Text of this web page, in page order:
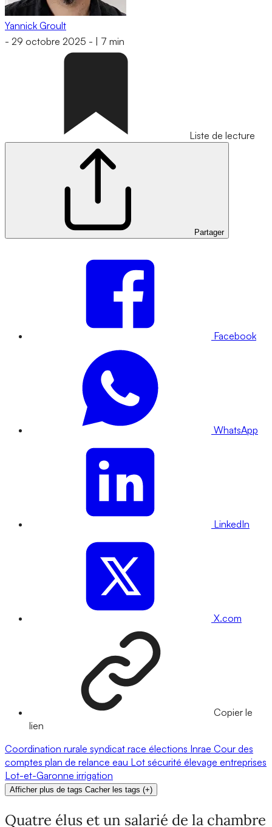
Yannick Groult
- 29 octobre 2025 - 7 min
Liste de lecture
Partager
Facebook
WhatsApp
LinkedIn
X.com
Copier le
lien
Coordination rurale syndicat race élections Inrae Cour des
comptes plan de relance eau Lot sécurité élevage entreprises
Lot-et-Garonne irrigation
Afficher plus de tags Cacher les tags (+)
Quatre élus et un salarié de la chambre